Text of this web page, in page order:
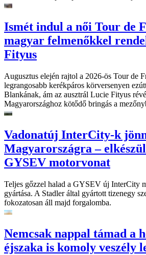
Ismét indul a női Tour de
magyar felmenőkkel
Fityus
Augusztus elején rajtol a 2026-ös Tour de
legrangosabb kerékpáros körversenyen
Blankának, ám az ausztrál Lucie Fityus
Magyarországhoz kötődő bringás a
Vadonatúj InterCity-k
Magyarországra –
GYSEV motorvonat
Teljes gőzzel halad a GYSEV új InterCity
gyártása. A Stadler által gyártott tizenegy
fokozatosan áll majd forgalomba.
Nemcsak nappal támad a
éjszaka is komoly veszély